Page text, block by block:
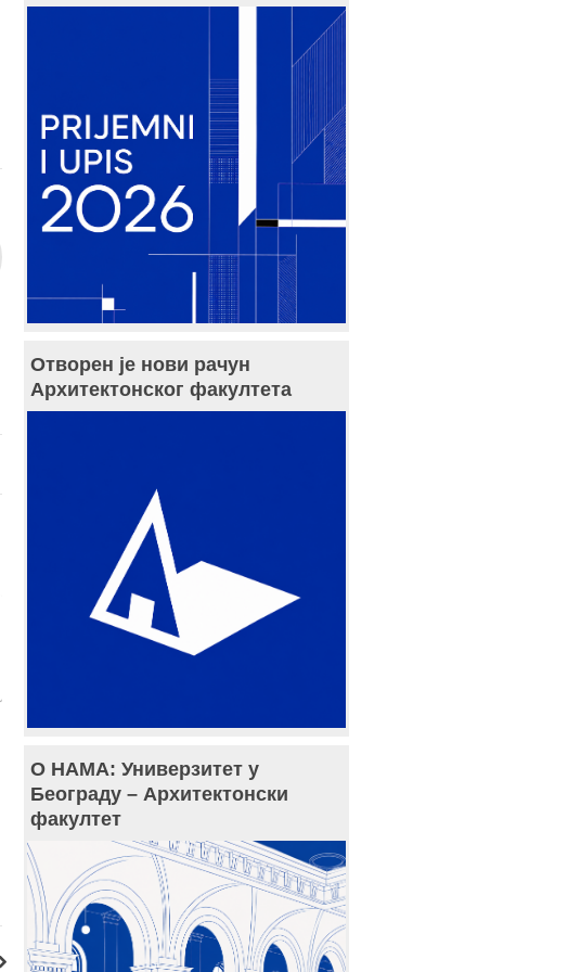
Отворен је нови рачун
Архитектонског факултета
О НАМА: Универзитет у
Београду – Архитектонски
факултет